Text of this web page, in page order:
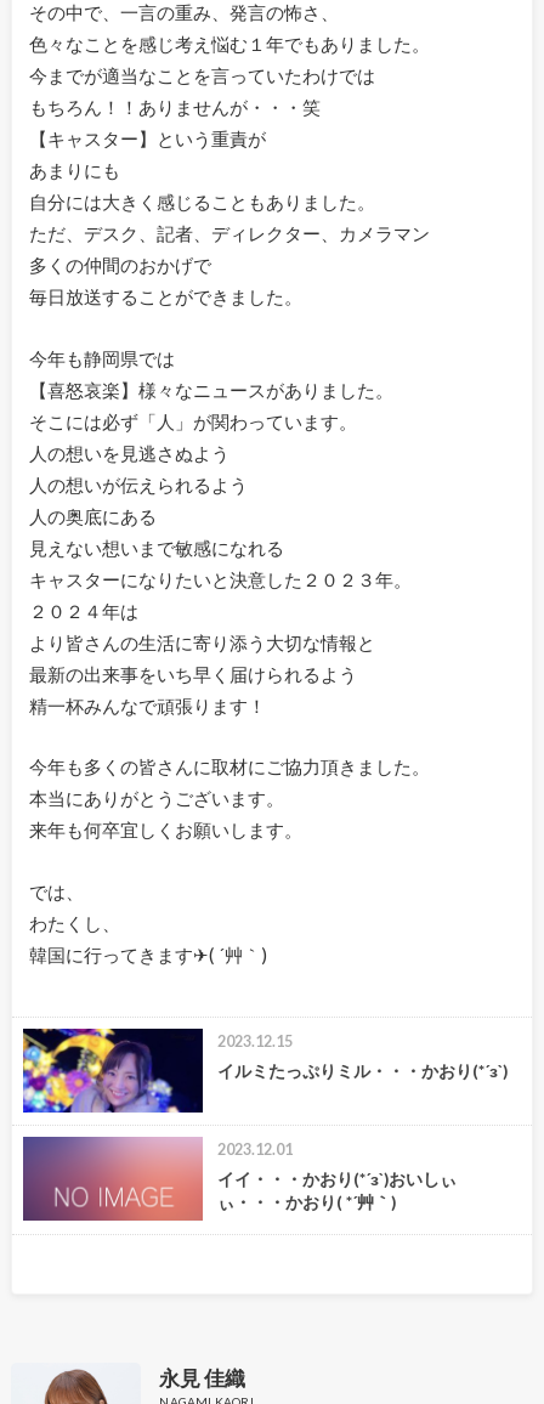
その中で、一言の重み、発言の怖さ、
色々なことを感じ考え悩む１年でもありました。
今までが適当なことを言っていたわけでは
もちろん！！ありませんが・・・笑
【キャスター】という重責が
あまりにも
自分には大きく感じることもありました。
ただ、デスク、記者、ディレクター、カメラマン
多くの仲間のおかげで
毎日放送することができました。
今年も静岡県では
【喜怒哀楽】様々なニュースがありました。
そこには必ず「人」が関わっています。
人の想いを見逃さぬよう
人の想いが伝えられるよう
人の奥底にある
見えない想いまで敏感になれる
キャスターになりたいと決意した２０２３年。
２０２４年は
より皆さんの生活に寄り添う大切な情報と
最新の出来事をいち早く届けられるよう
精一杯みんなで頑張ります！
今年も多くの皆さんに取材にご協力頂きました。
本当にありがとうございます。
来年も何卒宜しくお願いします。
では、
わたくし、
韓国に行ってきます✈( ´艸｀)
2023.12.15
イルミたっぷりミル・・・かおり(*´з`)
2023.12.01
イイ・・・かおり(*´з`)おいしぃ
ぃ・・・かおり( *´艸｀)
永見 佳織
NAGAMI KAORI